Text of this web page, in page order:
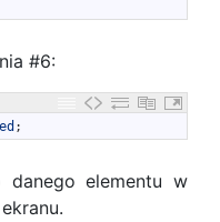
#6:
;
danego elementu w